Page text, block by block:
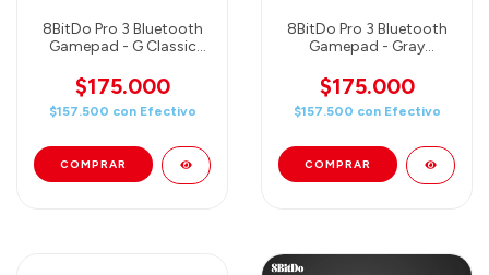
8BitDo Pro 3 Bluetooth
Gamepad - G Classic
$175.000
$157.500 con Efectivo
8BitDo Pro 3 Bluetooth
Gamepad - Gray
$175.000
$157.500 con Efectivo